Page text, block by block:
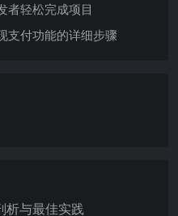
者轻松完成项目
支付功能的详细步骤
析与最佳实践